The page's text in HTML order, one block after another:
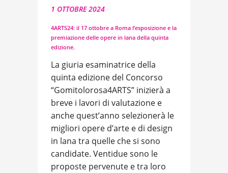
1 OTTOBRE 2024
4ARTS24: il 17 ottobre a Roma l’esposizione e la
premiazione delle opere in lana della quinta
edizione.
La giuria esaminatrice della
quinta edizione del Concorso
“Gomitolorosa4ARTS” inizierà a
breve i lavori di valutazione e
anche quest’anno selezionerà le
migliori opere d’arte e di design
in lana tra quelle che si sono
candidate. Ventidue sono le
proposte pervenute e tra loro